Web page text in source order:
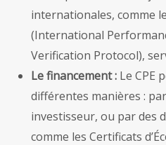
internationales, comme
(International
Verification Protocol),
Le financement : Le CPE
différentes manières :
investisseur, ou par des
comme les Certificats